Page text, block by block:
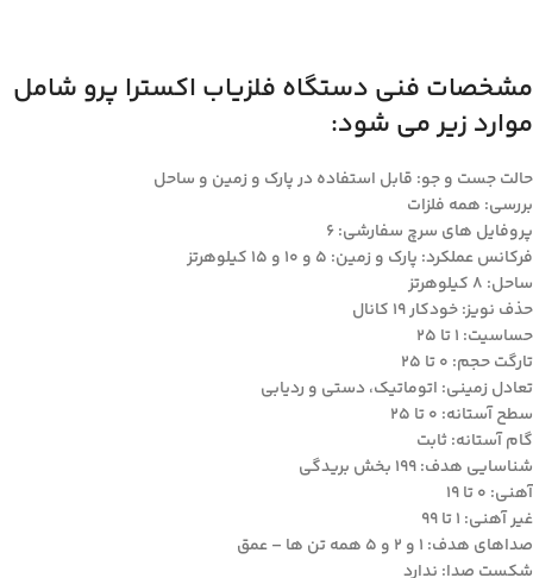
مشخصات فنی دستگاه فلزیاب اکسترا پرو شامل
موارد زیر می شود:
حالت جست و جو: قابل استفاده در پارک و زمین و ساحل
بررسی: همه فلزات
پروفایل های سرچ سفارشی: 6
فرکانس عملکرد: پارک و زمین: 5 و 10 و 15 کیلوهرتز
ساحل: 8 کیلوهرتز
حذف نویز: خودکار 19 کانال
حساسیت: 1 تا 25
تارگت حجم: 0 تا 25
تعادل زمینی: اتوماتیک، دستی و ردیابی
سطح آستانه: 0 تا 25
گام آستانه: ثابت
شناسایی هدف: 199 بخش بریدگی
آهنی: 0 تا 19
غیر آهنی: 1 تا 99
صداهای هدف: 1 و 2 و 5 همه تن ها – عمق
شکست صدا: ندارد